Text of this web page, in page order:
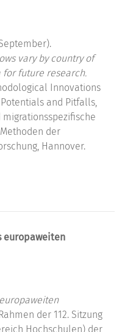
vary by country of
for future research.
Innovations
and Pitfalls,
der
Hannover.
europaweiten
europaweiten
der 112. Sitzung
Hochschulen) der